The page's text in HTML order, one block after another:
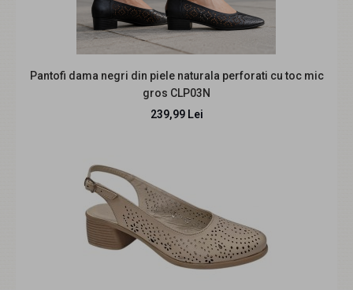
Pantofi dama roz din piele naturala intoarsa cu talpa tip
pana de 7 cm P50ROZAV
229,99 Lei
Pantofii sunt lucrati si finisati manual, ..
REDUCERE
Pantofi dama negri din piele naturala perforati cu toc mic
gros CLP03N
239,99 Lei